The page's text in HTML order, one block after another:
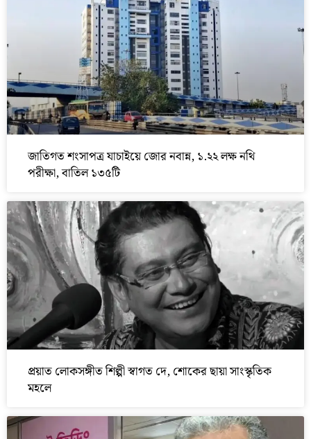
জাতিগত শংসাপত্র যাচাইয়ে জোর নবান্ন, ১.২২ লক্ষ নথি
পরীক্ষা, বাতিল ১৩৫টি
প্রয়াত লোকসঙ্গীত শিল্পী স্বাগত দে, শোকের ছায়া সাংস্কৃতিক
মহলে